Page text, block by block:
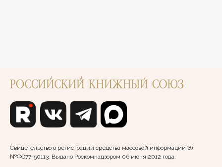
Свидетельство о регистрации средства массовой информации Эл
№ФС77-50113. Выдано Роскомнадзором 06 июня 2012 года.